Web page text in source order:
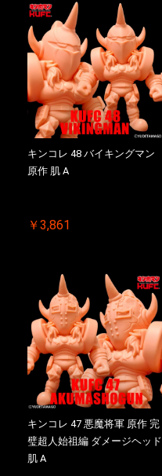
キンコレ 48 バイキングマン
原作 肌 A
￥3,861
キンコレ 47 悪魔将軍 原作 完
璧超人始祖編 ダメージヘッド
肌 A